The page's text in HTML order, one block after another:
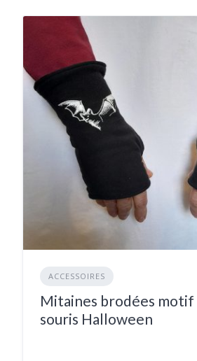
ACCESSOIRES
Mitaines brodées motif
souris Halloween